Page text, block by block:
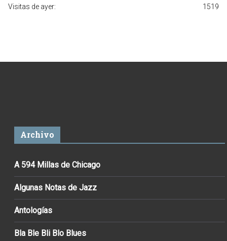
1519
Visitas de ayer:
Archivo
A 594 Millas de Chicago
Algunas Notas de Jazz
Antologías
Bla Ble Bli Blo Blues